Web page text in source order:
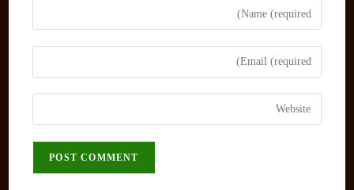
Enter
your
name
comment
Enter
your
email
address
Enter
your